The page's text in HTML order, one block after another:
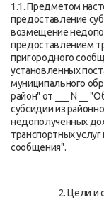
1.1. Предметом
предоставление
возмещение
предоставлением
пригородного
установленных
муниципального
район" от ___ N __
субсидии из
недополученных
транспортных
сообщения".
2. Цели и